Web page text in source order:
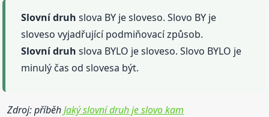
Slovnídruh slova BY je sloveso. Slovo BY je
sloveso vyjadřující podmiňovací způsob.
Slovnídruh slova BYLO je sloveso. Slovo BYLO je
minulý čas od slovesa být.
Zdroj: příběhJaký slovní druh je slovo kam